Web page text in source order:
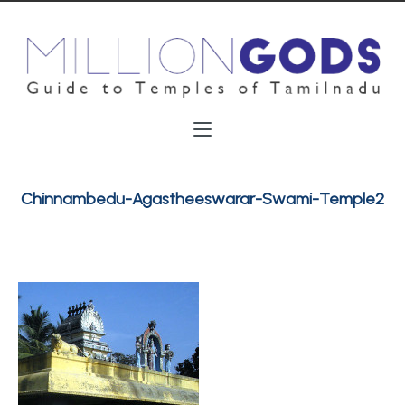
Chinnambedu-Agastheeswarar-Swami-Temple2